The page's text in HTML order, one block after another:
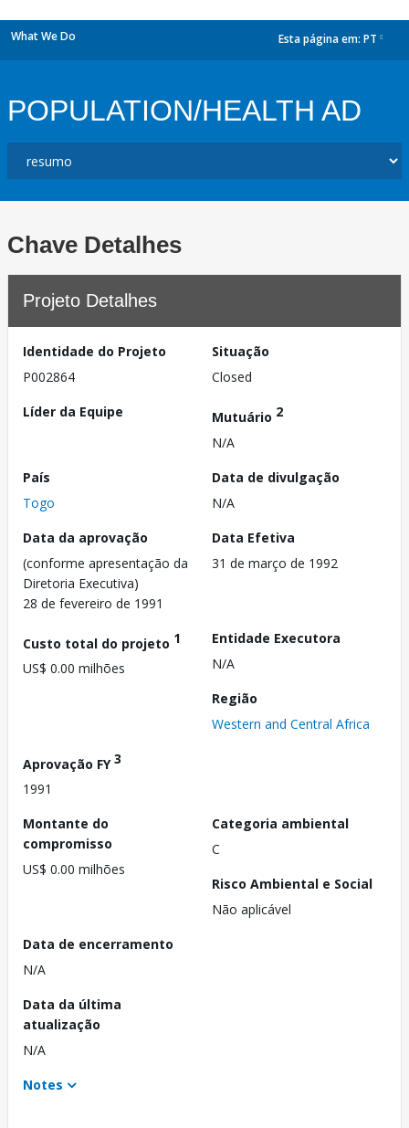
What We Do Esta página em: PT
POPULATION/HEALTH AD
Chave Detalhes
Projeto Detalhes
Identidade do Projeto
P002864
Situação
Closed
Líder da Equipe
Mutuário 2
N/A
País
Togo
Data de divulgação
N/A
Data da aprovação
(conforme apresentação da
Diretoria Executiva)
28 de fevereiro de 1991
Data Efetiva
31 de março de 1992
Custo total do projeto 1
US$ 0.00 milhões
Entidade Executora
N/A
Região
Western and Central Africa
Aprovação FY3
1991
Montante do
compromisso
US$ 0.00 milhões
Categoria ambiental
C
Risco Ambiental e Social
Não aplicável
Data de encerramento
N/A
Data da última
atualização
N/A
Notes